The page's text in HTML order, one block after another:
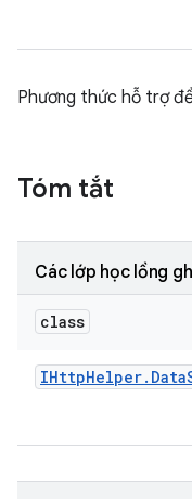
Phương thức hỗ trợ
Tóm tắt
Các lớp học lồng
class
IHttpHelper. Data